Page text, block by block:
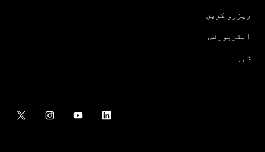
ریزرو کریں
ایئرپورٹس
شہر